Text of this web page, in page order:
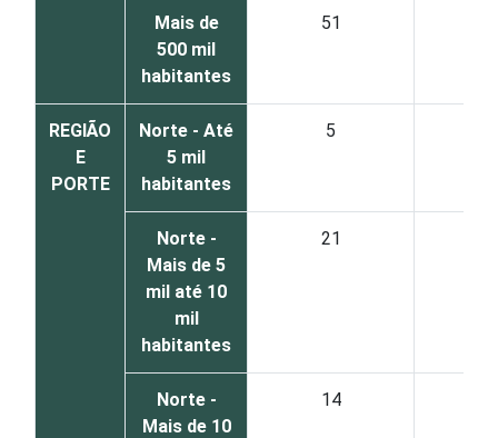
Mais de
500 mil
habitantes
51
REGIÃO
E
PORTE
Norte - Até
5 mil
habitantes
5
Norte -
Mais de 5
mil até 10
mil
habitantes
21
Norte -
Mais de 10
14